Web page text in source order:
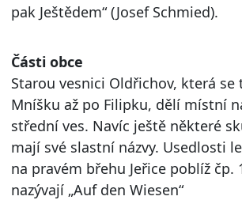
pak Ještědem“ (Josef Schmied).
Části obce
Starou vesnici Oldřichov, která se
Mníšku až po Filipku, dělí místní
střední ves. Navíc ještě některé
mají své slastní názvy. Usedlosti
na pravém břehu Jeřice poblíž čp.
nazývají „Auf den Wiesen“